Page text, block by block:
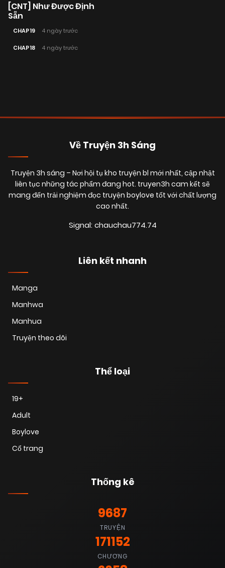
[CNT] Như Được Định
Sẵn
CHAP 19 4 ngày trước
CHAP 18 4 ngày trước
Về Truyện 3h Sáng
Truyện 3h sáng – Nơi hội tụ kho truyện bl mới nhất, cập nhật
liên tục những tác phẩm đang hot. truyen3h cam kết sẽ
mang đến trải nghiệm đọc truyện boylove tốt với chất lượng
cao nhất.
Signal: chauchau774.74
Liên kết nhanh
Manga
Manhwa
Manhua
Truyện theo dõi
Thể loại
19+
Adult
Boylove
Cổ trang
Thống kê
9687
TRUYỆN
171152
CHƯƠNG